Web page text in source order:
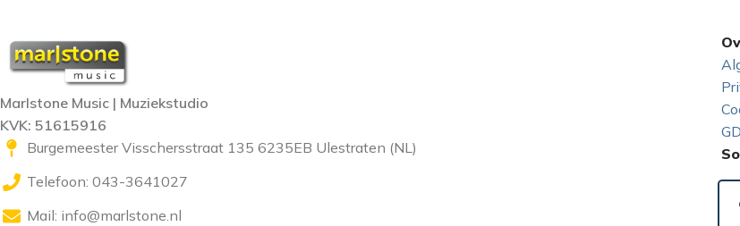
Marlstone Music | Muziekstudio
KVK: 51615916
Burgemeester Visschersstraat 135 6235EB Ulestraten (NL)
Telefoon: 043-3641027
Mail: info@marlstone.nl